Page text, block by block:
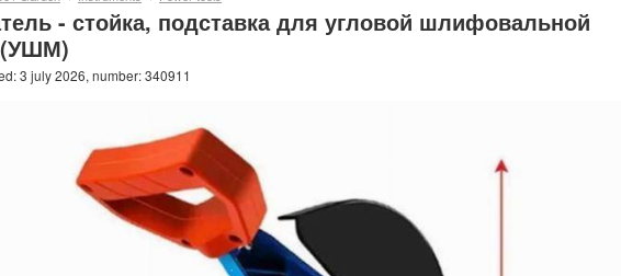
- стойка, подставка для угловой шлифовальной
3 july 2026, number: 340911